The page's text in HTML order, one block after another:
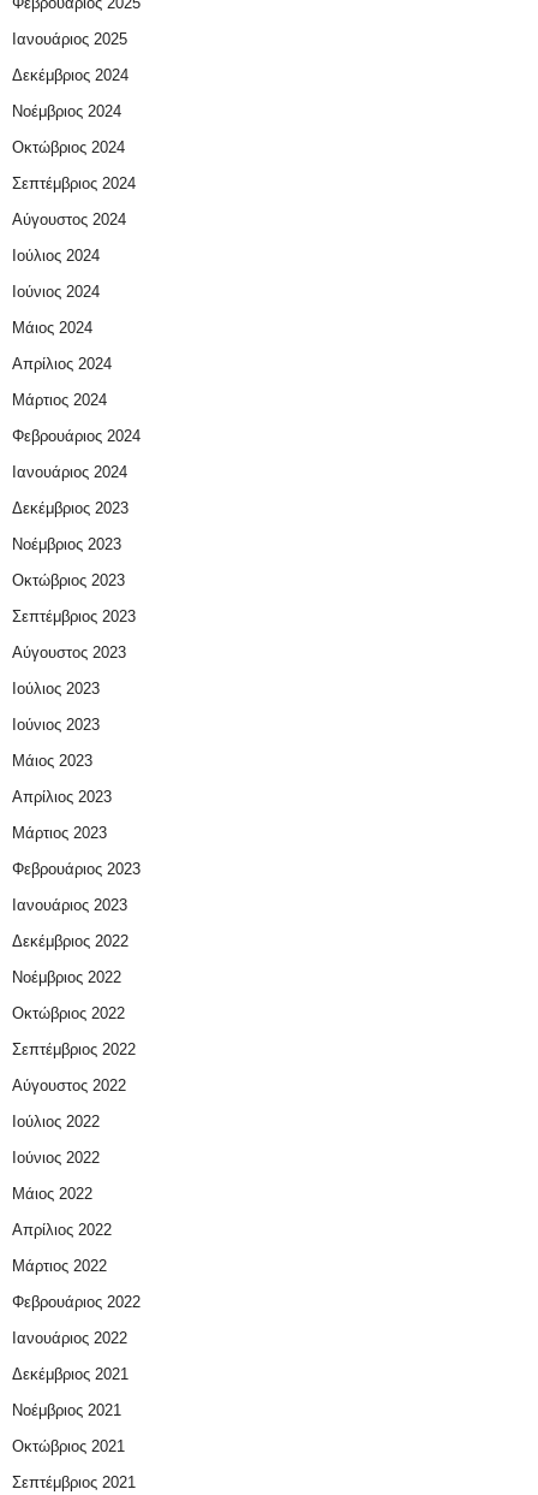
Ιανουάριος 2025
Δεκέμβριος 2024
Νοέμβριος 2024
Οκτώβριος 2024
Σεπτέμβριος 2024
Αύγουστος 2024
Ιούλιος 2024
Ιούνιος 2024
Μάιος 2024
Απρίλιος 2024
Μάρτιος 2024
Φεβρουάριος 2024
Ιανουάριος 2024
Δεκέμβριος 2023
Νοέμβριος 2023
Οκτώβριος 2023
Σεπτέμβριος 2023
Αύγουστος 2023
Ιούλιος 2023
Ιούνιος 2023
Μάιος 2023
Απρίλιος 2023
Μάρτιος 2023
Φεβρουάριος 2023
Ιανουάριος 2023
Δεκέμβριος 2022
Νοέμβριος 2022
Οκτώβριος 2022
Σεπτέμβριος 2022
Αύγουστος 2022
Ιούλιος 2022
Ιούνιος 2022
Μάιος 2022
Απρίλιος 2022
Μάρτιος 2022
Φεβρουάριος 2022
Ιανουάριος 2022
Δεκέμβριος 2021
Νοέμβριος 2021
Οκτώβριος 2021
Σεπτέμβριος 2021